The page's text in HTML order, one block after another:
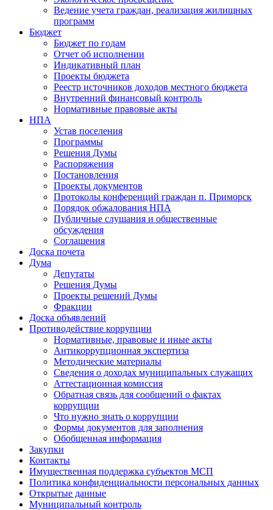
Ведение учета граждан, реализация жилищных
программ
Бюджет
Бюджет по годам
Отчет об исполнении
Индикативный план
Проекты бюджета
Реестр источников доходов местного бюджета
Внутренний финансовый контроль
Нормативные правовые акты
НПА
Устав поселения
Программы
Решения Думы
Распоряжения
Постановления
Проекты документов
Протоколы конференций граждан п. Приморск
Порядок обжалования НПА
Публичные слушания и общественные
обсуждения
Соглашения
Доска почета
Дума
Депутаты
Решения Думы
Проекты решений Думы
Фракции
Доска объявлений
Противодействие коррупции
Нормативные, правовые и иные акты
Антикоррупционная экспертиза
Методические материалы
Сведения о доходах муниципальных служащих
Аттестационная комиссия
Обратная связь для сообщений о фактах
коррупции
Что нужно знать о коррупции
Формы документов для заполнения
Обобщенная информация
Закупки
Контакты
Имущественная поддержка субъектов МСП
Политика конфиденциальности персональных данных
Открытые данные
Муниципальный контроль